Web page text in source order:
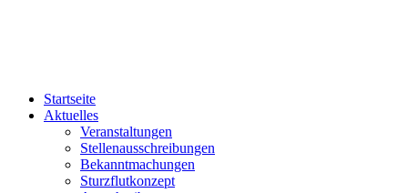
Startseite
Aktuelles
Veranstaltungen
Stellenausschreibungen
Bekanntmachungen
Sturzflutkonzept